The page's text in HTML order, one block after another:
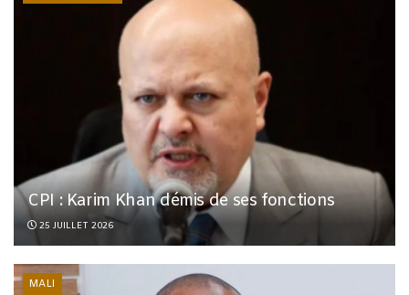
CPI : Karim Khan démis de ses fonctions
25 JUILLET 2026
MALI